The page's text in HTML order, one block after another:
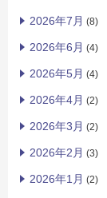
2026年7月 (8)
2026年6月 (4)
2026年5月 (4)
2026年4月 (2)
2026年3月 (2)
2026年2月 (3)
2026年1月 (2)